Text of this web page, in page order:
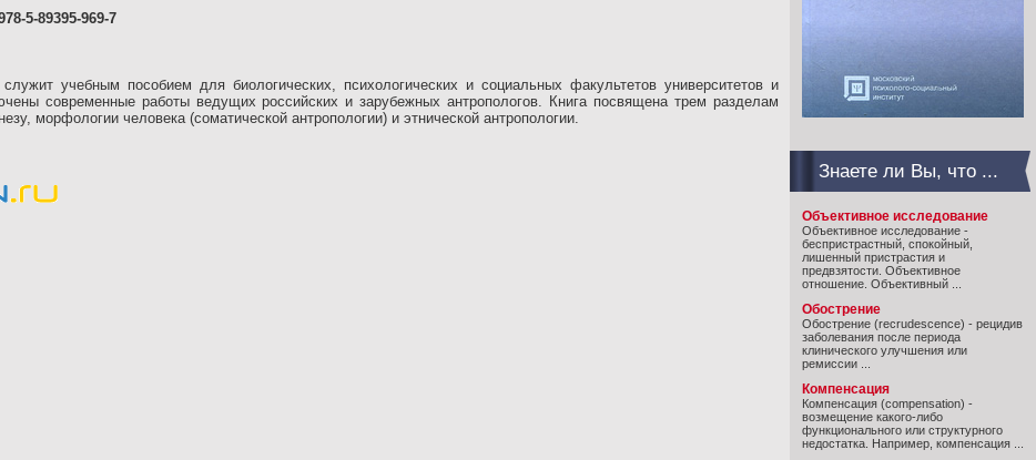
5-89395-969-7
учебным пособием для биологических, психологических и социальных факультетов университетов и
современные работы ведущих российских и зарубежных антропологов. Книга посвящена трем разделам
морфологии человека (соматической антропологии) и этнической антропологии.
Знаете ли Вы, что ...
Объективное исследование
Объективное исследование -
беспристрастный, спокойный,
лишенный пристрастия и
предвзятости. Объективное
отношение. Объективный ...
Обострение
Обострение (recrudescence) - рецидив
заболевания после периода
клинического улучшения или
ремиссии ...
Компенсация
Компенсация (compensation) -
возмещение какого-либо
функционального или структурного
недостатка. Например, компенсация ...